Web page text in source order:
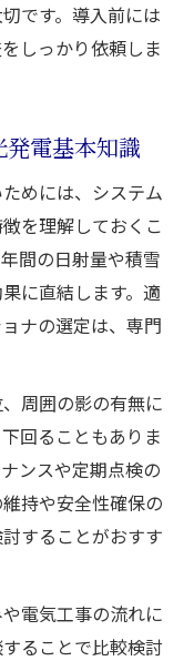
工事のコツ
金の関係
ポイント
抑えるコツ
トと注意点
用削減する方法
金活用術
事選びのコツ
ェック
の適正を判断
工事点検を徹底
与える影響とは
電気工事対策
です。導入前には
しっかり依頼しま
電基本知識
めには、システム
を理解しておくこ
間の日射量や積雪
に直結します。適
ナの選定は、専門
周囲の影の有無に
回ることもありま
ンスや定期点検の
持や安全性確保の
することがおすす
電気工事の流れに
ることで比較検討